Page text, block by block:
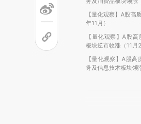
【量化观察】A股
年11月）
【量化观察】A股
板块逆市收涨（11月
【量化观察】A股
务及信息技术板块领